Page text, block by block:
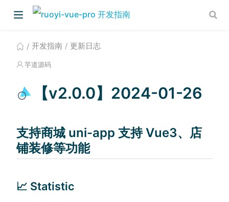
开发指南 更新日志
芋道源码
【v2.0.0】2024-01-26
支持商城 uni-app 支持 Vue3、店
铺装修等功能
📈 Statistic